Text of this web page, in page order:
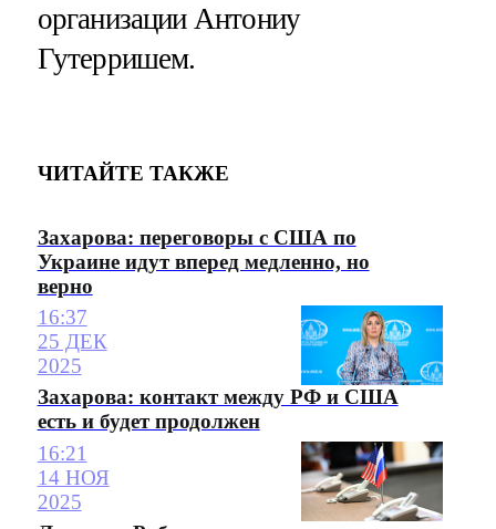
организации Антониу
Гутерришем.
ЧИТАЙТЕ ТАКЖЕ
Захарова: переговоры с США по
Украине идут вперед медленно, но
верно
16:37
25 ДЕК
2025
Захарова: контакт между РФ и США
есть и будет продолжен
16:21
14 НОЯ
2025